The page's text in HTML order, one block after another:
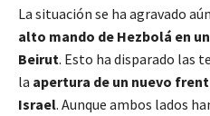
La situación se ha agravado
alto mando de Hezbolá en
Beirut. Esto ha disparado las
la apertura de un nuevo
Israel. Aunque ambos lados